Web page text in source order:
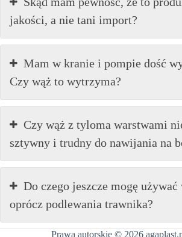
jakości, a nie tani import?
Mam w kranie i pompie dość
Czy wąż to wytrzyma?
Czy wąż z tyloma warstwami
sztywny i trudny do nawijania na
Do czego jeszcze mogę
oprócz podlewania trawnika?
Prawa autorskie © 2026